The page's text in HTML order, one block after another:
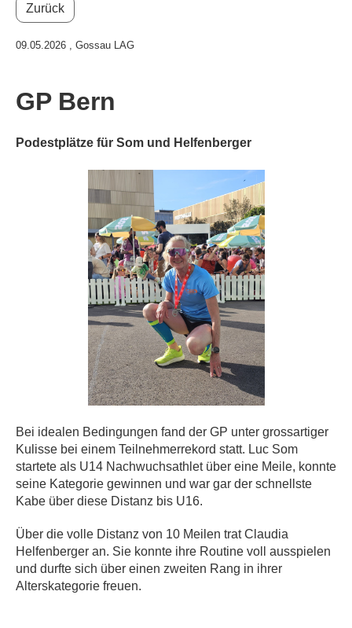
Zurück
09.05.2026 , Gossau LAG
GP Bern
Podestplätze für Som und Helfenberger
Bei idealen Bedingungen fand der GP unter grossartiger
Kulisse bei einem Teilnehmerrekord statt. Luc Som
startete als U14 Nachwuchsathlet über eine Meile, konnte
seine Kategorie gewinnen und war gar der schnellste
Kabe über diese Distanz bis U16.
Über die volle Distanz von 10 Meilen trat Claudia
Helfenberger an. Sie konnte ihre Routine voll ausspielen
und durfte sich über einen zweiten Rang in ihrer
Alterskategorie freuen.